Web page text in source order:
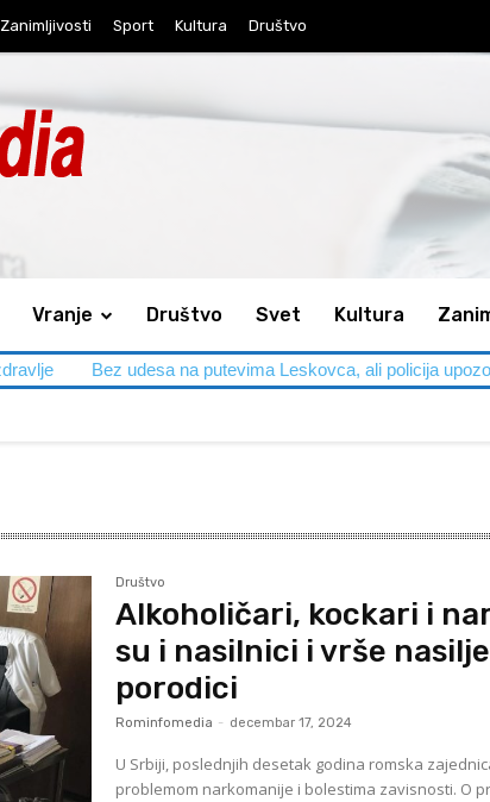
Zanimljivosti Sport Kultura Društvo
Vranje Društvo Svet Kultura
Bez udesa na putevima Leskovca, ali policija upozorava:
Društvo
Alkoholičari, kockari i
su i nasilnici i vrše
porodici
Rominfomedia - decembar 17, 2024
U Srbiji, poslednjih desetak godina romska
problemom narkomanije i bolestima zavisnosti. O problemu